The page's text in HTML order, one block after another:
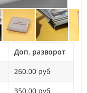
Доп. разворот
260.00 руб
350.00 руб